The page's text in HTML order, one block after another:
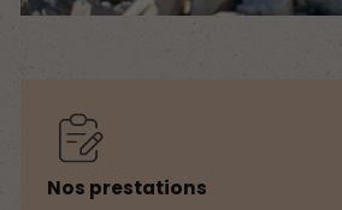
Nos prestations